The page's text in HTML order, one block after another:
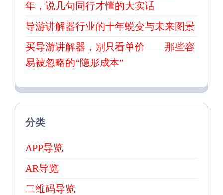
年，说几句同行才懂的大实话
导游讲解器行业的十年蜕变与未来图景
买导游讲解器，别只看单价——那些容
易被忽略的“隐形成本”
分类
APP导览
AR导览
二维码导览